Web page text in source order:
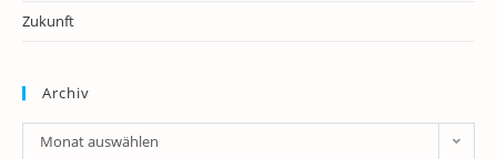
Zukunft
Archiv
Archiv
Monat auswählen